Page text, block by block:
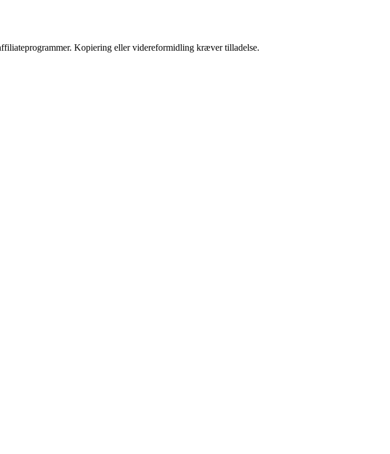
Kopiering eller videreformidling kræver tilladelse.